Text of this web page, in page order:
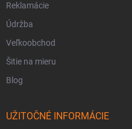
Reklamácie
Údržba
Veľkoobchod
Šitie na mieru
Blog
UŽITOČNÉ INFORMÁCIE